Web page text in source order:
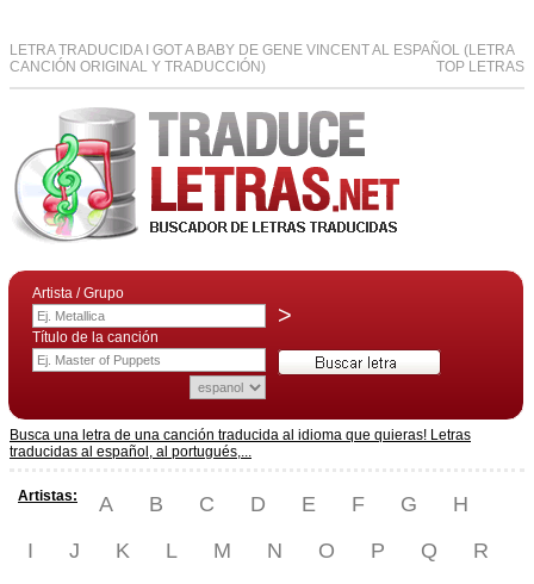
LETRA TRADUCIDA I GOT A BABY DE GENE VINCENT AL ESPAÑOL (LETRA
CANCIÓN ORIGINAL Y TRADUCCIÓN)
TOP LETRAS
Artista / Grupo
>
Título de la canción
Busca una letra de una canción traducida al idioma que quieras! Letras
traducidas al español, al portugués,...
Artistas: A B C D E F G
H
I
J K L M N O P Q
R